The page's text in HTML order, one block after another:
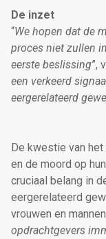
De inzet
“We hopen dat de
proces niet zullen
eerste beslissing”,
een verkeerd
eergerelateerd
De kwestie van
en de moord op
cruciaal belang in
eergerelateerd
vrouwen en
opdrachtgevers